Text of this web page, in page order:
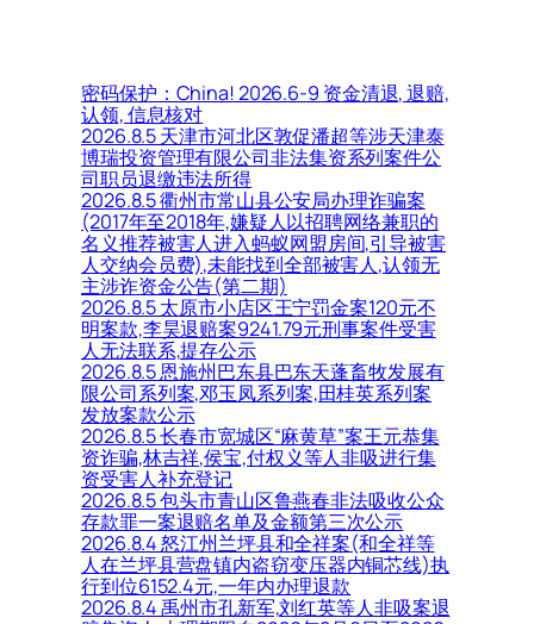
密码保护：China! 2026.6-9 资金清退, 退赔,
认领, 信息核对
2026.8.5 天津市河北区敦促潘超等涉天津泰
博瑞投资管理有限公司非法集资系列案件公
司职员退缴违法所得
2026.8.5 衢州市常山县公安局办理诈骗案
(2017年至2018年,嫌疑人以招聘网络兼职的
名义推荐被害人进入蚂蚁网盟房间,引导被害
人交纳会员费),未能找到全部被害人,认领无
主涉诈资金公告(第二期)
2026.8.5 太原市小店区王宁罚金案120元不
明案款,李昊退赔案9241.79元刑事案件受害
人无法联系,提存公示
2026.8.5 恩施州巴东县巴东天蓬畜牧发展有
限公司系列案,邓玉凤系列案,田桂英系列案
发放案款公示
2026.8.5 长春市宽城区“麻黄草”案王元恭集
资诈骗,林吉祥,侯宝,付权义等人非吸进行集
资受害人补充登记
2026.8.5 包头市青山区鲁燕春非法吸收公众
存款罪一案退赔名单及金额第三次公示
2026.8.4 怒江州兰坪县和全祥案(和全祥等
人在兰坪县营盘镇内盗窃变压器内铜芯线)执
行到位6152.4元,一年内办理退款
2026.8.4 禹州市孔新军,刘红英等人非吸案退